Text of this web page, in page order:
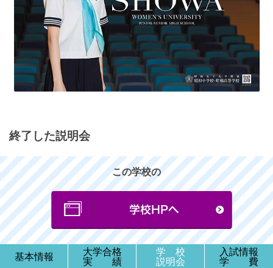
終了した説明会
この学校の
基本情報
大学合格
実 績
学 校
説明会
入試情報
学 費